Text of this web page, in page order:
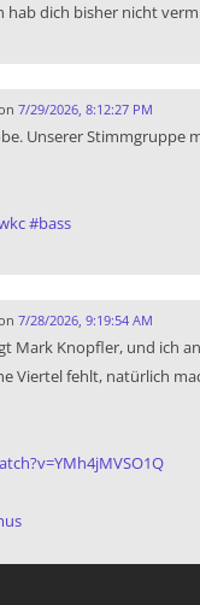
hab dich bisher nicht
7/29/2026, 8:12:27 PM
Unserer Stimmgruppe
#bass
7/28/2026, 9:19:54 AM
Mark Knopfler, und ich
Viertel fehlt, natürlich